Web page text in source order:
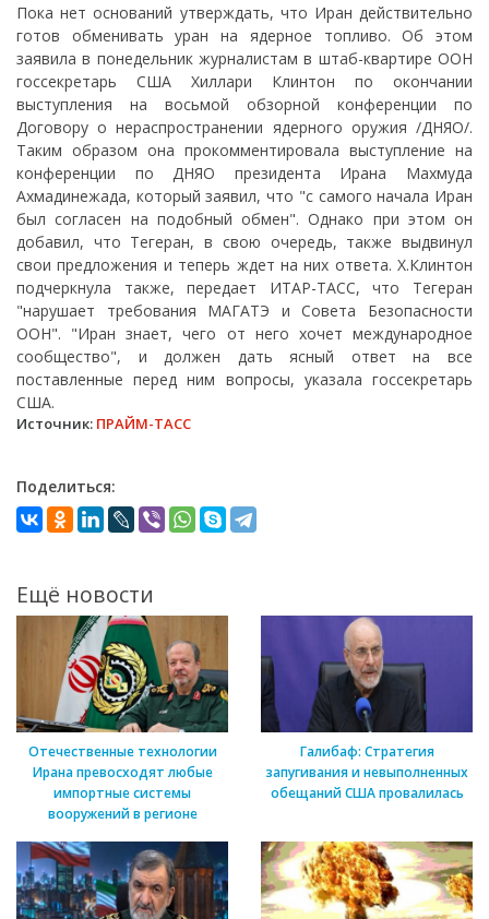
Пока нет оснований утверждать, что Иран действительно
готов обменивать уран на ядерное топливо. Об этом
заявила в понедельник журналистам в штаб-квартире ООН
госсекретарь США Хиллари Клинтон по окончании
выступления на восьмой обзорной конференции по
Договору о нераспространении ядерного оружия /ДНЯО/.
Таким образом она прокомментировала выступление на
конференции по ДНЯО президента Ирана Махмуда
Ахмадинежада, который заявил, что "с самого начала Иран
был согласен на подобный обмен". Однако при этом он
добавил, что Тегеран, в свою очередь, также выдвинул
свои предложения и теперь ждет на них ответа. Х.Клинтон
подчеркнула также, передает ИТАР-ТАСС, что Тегеран
"нарушает требования МАГАТЭ и Совета Безопасности
ООН". "Иран знает, чего от него хочет международное
сообщество", и должен дать ясный ответ на все
поставленные перед ним вопросы, указала госсекретарь
США.
Источник: ПРАЙМ-ТАСС
Поделиться:
Ещё новости
Отечественные технологии
Ирана превосходят любые
импортные системы
вооружений в регионе
Галибаф: Стратегия
запугивания и невыполненных
обещаний США провалилась